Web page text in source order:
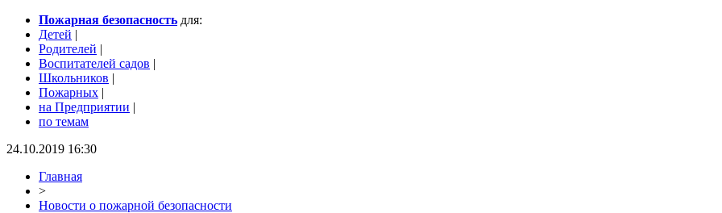
Пожарная безопасность для:
Детей |
Родителей |
Воспитателей садов |
Школьников |
Пожарных |
на Предприятии |
по темам
24.10.2019 16:30
Главная
>
Новости о пожарной безопасности